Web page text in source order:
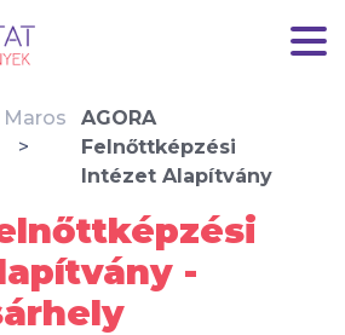
Maros
AGORA
Felnőttképzési
Intézet Alapítvány
-